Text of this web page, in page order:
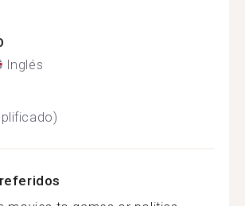
Inglés